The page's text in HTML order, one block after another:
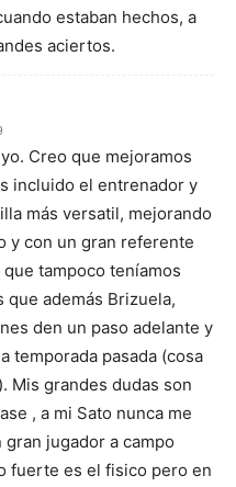
estaban hechos, a
aciertos.
Creo que mejoramos
incluido el entrenador y
más versatil, mejorando
y con un gran referente
tampoco teníamos
que además Brizuela,
den un paso adelante y
temporada pasada (cosa
Mis grandes dudas son
, a mi Sato nunca me
gran jugador a campo
fuerte es el fisico pero en